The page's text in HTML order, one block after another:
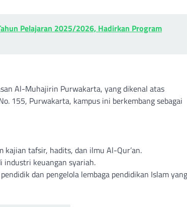
Pelajaran 2025/2026, Hadirkan Program
Al-Muhajirin Purwakarta, yang dikenal atas
155, Purwakarta, kampus ini berkembang sebagai
kajian tafsir, hadits, dan ilmu Al-Qur’an.
industri keuangan syariah.
dan pengelola lembaga pendidikan Islam yang